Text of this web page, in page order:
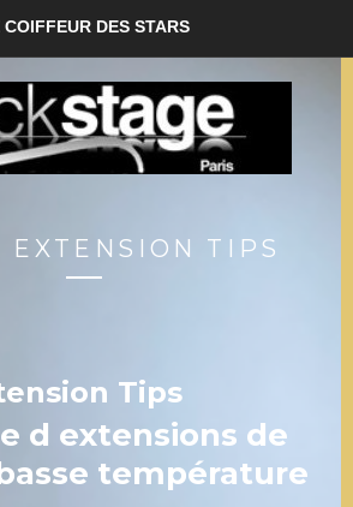
COIFFEUR DES STARS
EXTENSION TIPS
Tips
d extensions de
température